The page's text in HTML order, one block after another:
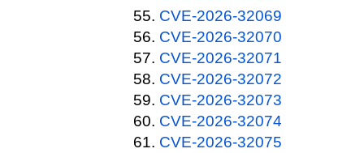
CVE-2026-32069
CVE-2026-32070
CVE-2026-32071
CVE-2026-32072
CVE-2026-32073
CVE-2026-32074
CVE-2026-32075